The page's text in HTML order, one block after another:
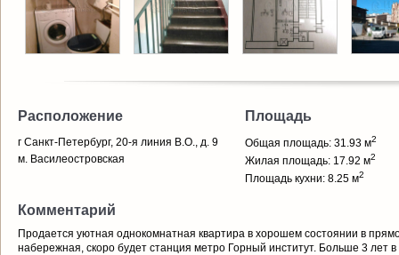
Расположение
г Санкт-Петербург, 20-я линия В.О., д. 9
м. Василеостровская
Площадь
Общая площадь: 31.93 м2
Жилая площадь: 17.92 м2
Площадь кухни: 8.25 м2
Комментарий
Продается уютная однокомнатная квартира в хорошем состоянии в
набережная, скоро будет станция метро Горный институт. Больше 3 лет в